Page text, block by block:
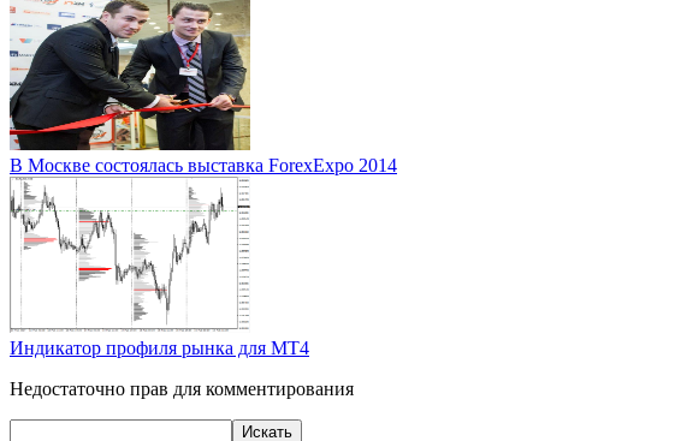
В Москве состоялась выставка ForexExpo 2014
Индикатор профиля рынка для МТ4
Недостаточно прав для комментирования